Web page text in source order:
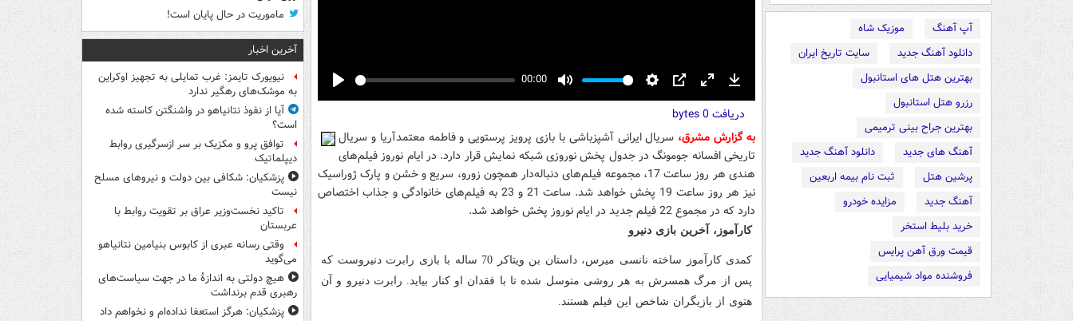
آپ آهنگ
موزیک شاه
دانلود آهنگ جدید
سایت تاریخ ایران
بهترین هتل های استانبول
رزرو هتل استانبول
بهترین جراح بینی ترمیمی
آهنگ های جدید
دانلود آهنگ جدید
پرشین هتل
ثبت نام بیمه اربعین
آهنگ جدید
مزایده خودرو
خرید بلیط استخر
قیمت ورق آهن پرایس
فروشنده مواد شیمیایی
00:00
fullscreen
Download
دریافت 0 bytes
به گزارش مشرق، سریال ایرانی آشپزباشی با بازی پرویز پرستویی و فاطمه معتمدآریا و سریال
تاریخی افسانه جومونگ در جدول پخش نوروزی شبکه نمایش قرار دارد. در ایام نوروز فیلم‌های
هندی هر روز ساعت 17، مجموعه فیلم‌های دنباله‌دار همچون زورو، سریع و خشن و پارک ژوراسیک
نیز هر روز ساعت 19 پخش خواهد شد. ساعت 21 و 23 به فیلم‌های خانوادگی و جذاب اختصاص
دارد که در مجموع 22 فیلم جدید در ایام نوروز پخش خواهد شد.
کارآموز، آخرین بازی دنیرو
کمدی کارآموز ساخته نانسی میرس، داستان بن ویتاکر 70 ساله با بازی رابرت دنیروست که
پس از مرگ همسرش به هر روشی متوسل شده تا با فقدان او کنار بیاید. رابرت دنیرو و آن
هتوی از بازیگران شاخص این فیلم هستند.
ماموریت در حال پایان است!
آخرین اخبار
نیویورک تایمز: غرب تمایلی به تجهیز اوکراین
به موشک‌های رهگیر ندارد
آیا از نفوذ نتانیاهو در واشنگتن کاسته شده
است؟
توافق پرو و مکزیک بر سر ازسرگیری روابط
دیپلماتیک
پزشکیان: شکافی بین دولت و نیروهای مسلح
نیست
تاکید نخست‌وزیر عراق بر تقویت روابط با
عربستان
وقتی رسانه عبری از کابوس بنیامین نتانیاهو
می‌گوید
هیچ دولتی به اندازۀ ما در جهت سیاست‌های
رهبری قدم برنداشت
پزشکیان: هرگز استعفا نداده‌ام و نخواهم داد